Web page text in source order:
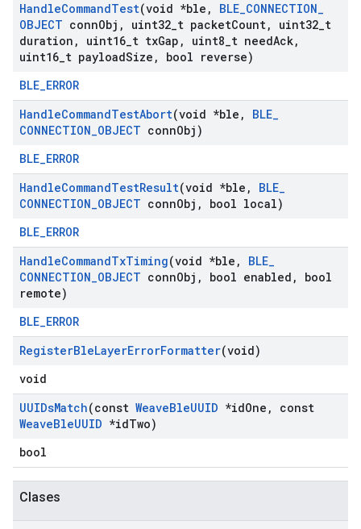
HandleCommandTest(void *ble , BLE_CONNECTION_
OBJECT connObj , uint32 t packetCount, uint32 t
duration , uint16 t txGap , uint8 t needAck,
uint16 t payloadSize ,
bool reverse)
BLE_ERROR
HandleCommandTestAbort(void *ble , BLE_
CONNECTION_OBJECT connObj)
BLE_ERROR
HandleCommandTestResult(void *ble , BLE_
CONNECTION_OBJECT connObj ,
bool local)
BLE_ERROR
HandleCommandTxTiming(void *ble , BLE_
CONNECTION_OBJECT connObj , bool enabled ,
bool
remote)
BLE_ERROR
RegisterBleLayerErrorFormatter(void)
void
UUIDsMatch(const WeaveBleUUID *idOne ,
const
WeaveBleUUID *idTwo)
bool
Clases